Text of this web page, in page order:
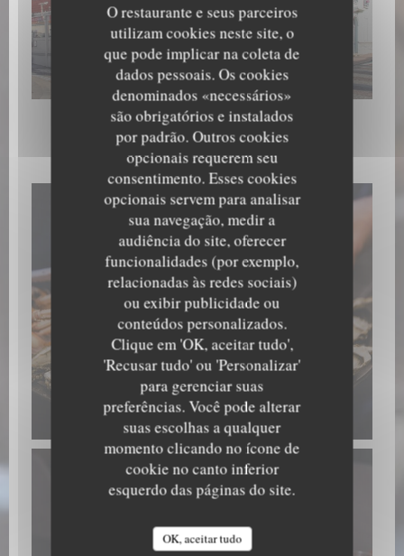
O restaurante e seus parceiros
utilizam cookies neste site, o
que pode implicar na coleta de
dados pessoais. Os cookies
denominados «necessários»
são obrigatórios e instalados
por padrão. Outros cookies
opcionais requerem seu
consentimento. Esses cookies
opcionais servem para analisar
sua navegação, medir a
audiência do site, oferecer
funcionalidades (por exemplo,
relacionadas às redes sociais)
ou exibir publicidade ou
conteúdos personalizados.
Clique em 'OK, aceitar tudo',
'Recusar tudo' ou 'Personalizar'
para gerenciar suas
preferências. Você pode alterar
suas escolhas a qualquer
momento clicando no ícone de
cookie no canto inferior
esquerdo das páginas do site.
OK, aceitar tudo
Extérieur
Les plats
Fruits de mer